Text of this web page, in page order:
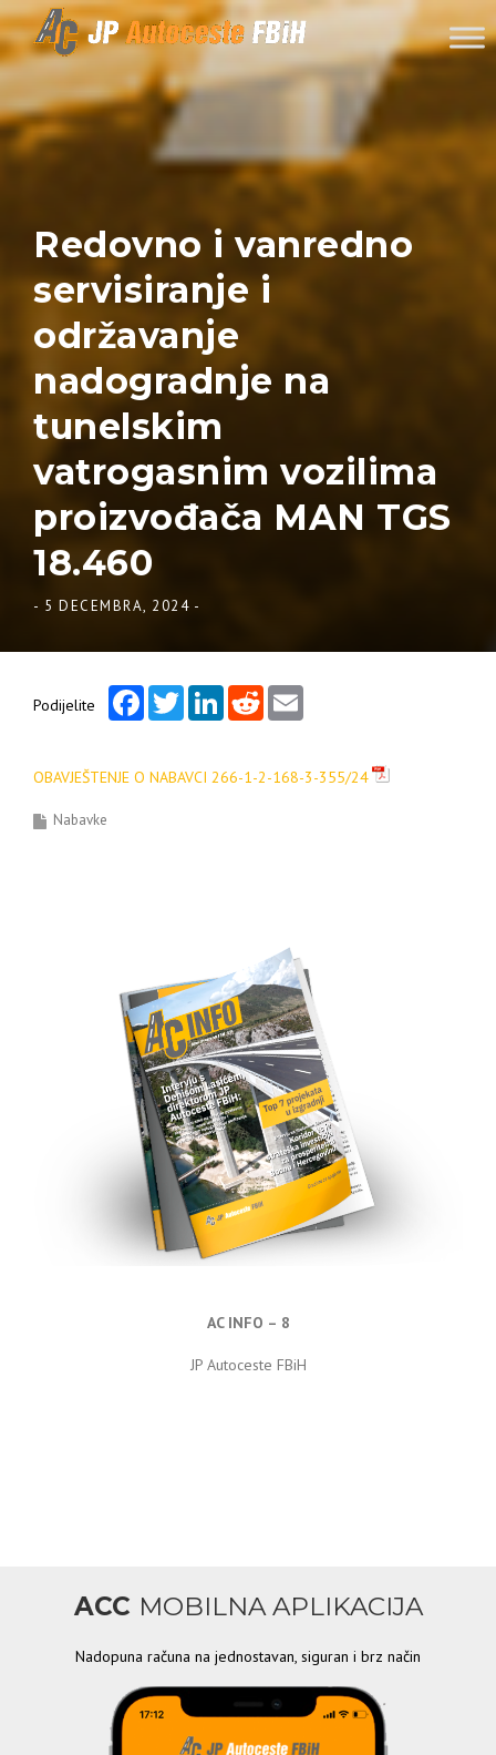
Skip to content
Redovno i vanredno
servisiranje i
održavanje
nadogradnje na
tunelskim
vatrogasnim vozilima
proizvođača MAN TGS
18.460
- 5 DECEMBRA, 2024 -
Podijelite
FacebookTwitterLinkedInReddit
OBAVJEŠTENJE O NABAVCI 266-1-2-168-3-355/24
Nabavke
AC INFO – 8
JP Autoceste FBiH
ACC MOBILNA APLIKACIJA
Nadopuna računa na jednostavan, siguran i brz način